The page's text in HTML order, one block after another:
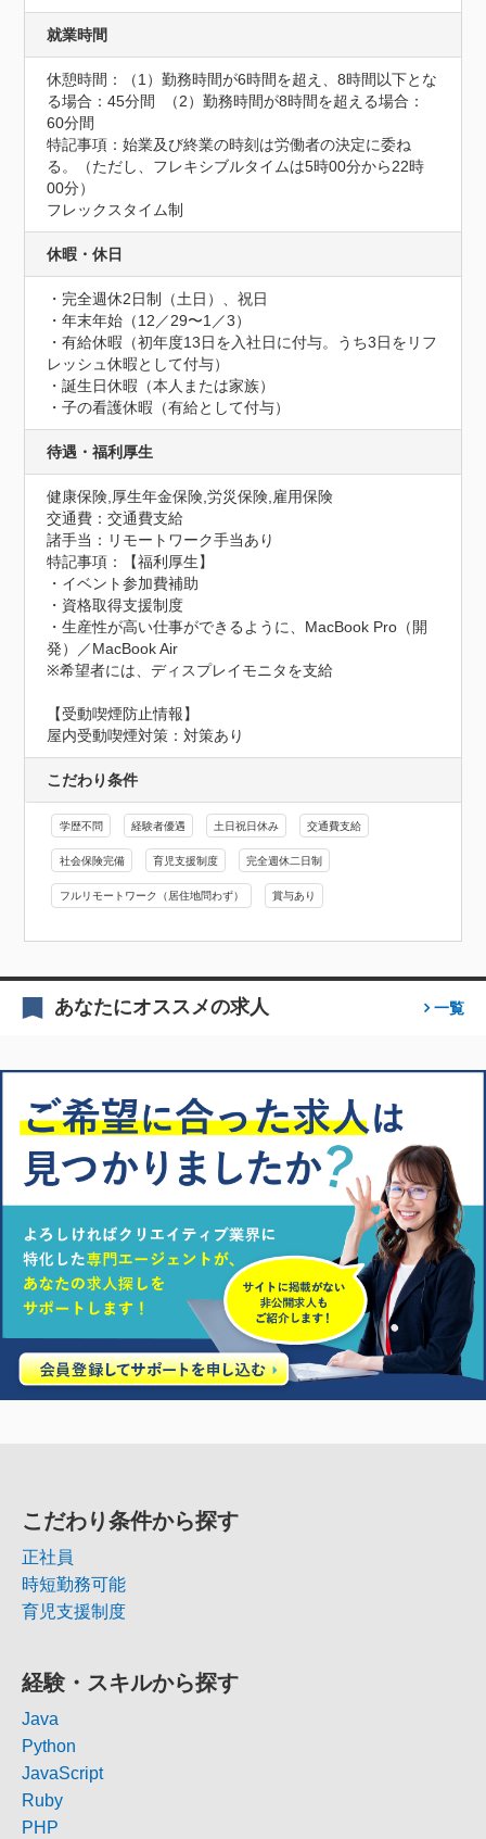
就業時間
休憩時間：（1）勤務時間が6時間を超え、8時間以下とな
る場合：45分間  （2）勤務時間が8時間を超える場合：
60分間
特記事項：始業及び終業の時刻は労働者の決定に委ね
る。（ただし、フレキシブルタイムは5時00分から22時
00分）
フレックスタイム制
休暇・休日
・完全週休2日制（土日）、祝日
・年末年始（12／29〜1／3）
・有給休暇（初年度13日を入社日に付与。うち3日をリフ
レッシュ休暇として付与）
・誕生日休暇（本人または家族）
・子の看護休暇（有給として付与）
待遇・福利厚生
健康保険,厚生年金保険,労災保険,雇用保険
交通費：交通費支給
諸手当：リモートワーク手当あり
特記事項：【福利厚生】
・イベント参加費補助
・資格取得支援制度
・生産性が高い仕事ができるように、MacBook Pro（開
発）／MacBook Air
※希望者には、ディスプレイモニタを支給
【受動喫煙防止情報】
屋内受動喫煙対策：対策あり
こだわり条件
学歴不問 経験者優遇 土日祝日休み 交通費支給
社会保険完備 育児支援制度 完全週休二日制
フルリモートワーク（居住地問わず） 賞与あり
あなたにオススメの求人 一覧
こだわり条件から探す
正社員
時短勤務可能
育児支援制度
経験・スキルから探す
Java
Python
JavaScript
Ruby
PHP